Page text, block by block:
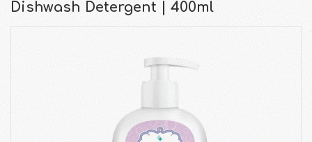
Dishwash Detergent | 400ml